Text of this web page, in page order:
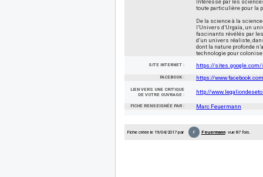
Intéressé par les
toute particulière pour la
De la science à la
l’Univers d’Urgaïa, un
fascinants révélés par
d’un univers réaliste,
dont la nature profonde
technologie pour
SITE INTERNET : https://
FACEBOOK : https://
LIEN VERS UNE CRITIQUE
DE VOTRE OUVRAGE :
http://
FICHE RENSEIGNÉE PAR : Marc Feuermann
Fiche créée le 19/04/2017 par F Feuermannvue 87 fois.